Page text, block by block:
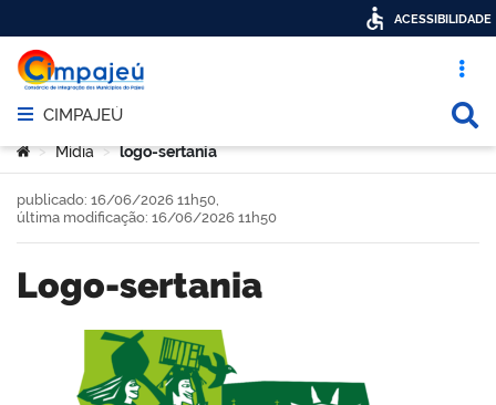
Acesso
Abrir menu principal de navegação
CIMPAJEÚ
Você está aqui:
> Mídia > logo-sertania
logo-sertania
publicado: 16/06/2026 11h50,
última modificação: 16/06/2026 11h50
ACESSIBILIDADE